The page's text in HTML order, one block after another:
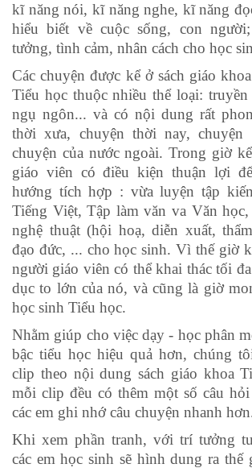
kĩ năng nói, kĩ năng nghe, kĩ năng
hiểu biết về cuộc sống, con
tưởng, tình cảm, nhân cách cho học
Các chuyện được kể ở sách giáo
Tiểu học thuộc nhiều thể loại:
ngụ ngôn... và có nội dung rất
thời xưa, chuyện thời nay, chuyện
chuyện của nước ngoài. Trong giờ
giáo viên có điều kiện thuận lợi
hướng tích hợp : vừa luyện tập
Tiếng Việt, Tập làm văn va Văn
nghệ thuật (hội hoạ, diễn xuất,
đạo đức, ... cho học sinh. Vì thế giờ
người giáo viên có thể khai thác tối
dục to lớn của nó, và cũng là giờ
học sinh Tiểu học.
Nhằm giúp cho việc dạy - học phân
bậc tiểu học hiệu quả hơn, chúng
clip theo nội dung sách giáo khoa
mỗi clip đều có thêm một số câu
các em ghi nhớ câu chuyện nhanh
Khi xem phần tranh, với trí tưởng
các em học sinh sẽ hình dung ra thế